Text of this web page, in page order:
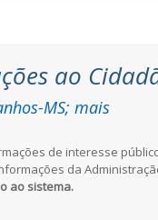
ao
MS; mais
de interesse
da
ao sistema.